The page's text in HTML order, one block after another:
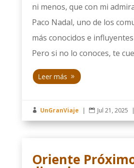
ni menos, que con mi
Paco Nadal, uno de los
más conocidos e
Pero si no lo conoces, te
Leer más
 UnGranViaje |  Jul 21, 2025 |
Oriente